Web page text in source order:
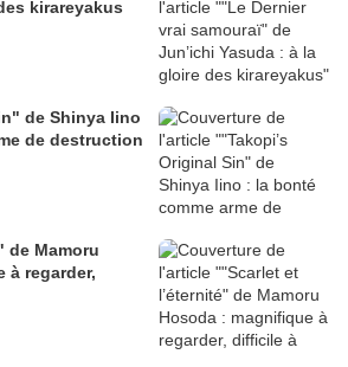
kirareyakus
de Shinya Iino
de destruction
de Mamoru
à regarder,